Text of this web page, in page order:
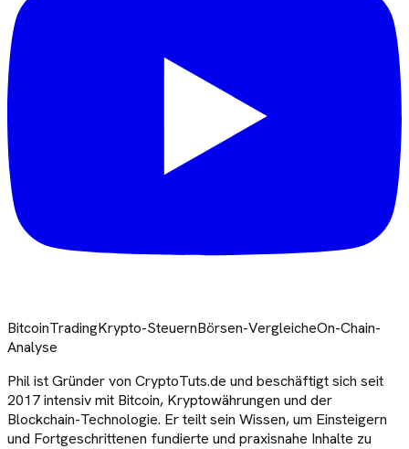
BitcoinTradingKrypto-SteuernBörsen-VergleicheOn-Chain-
Analyse
Phil ist Gründer von CryptoTuts.de und beschäftigt sich seit
2017 intensiv mit Bitcoin, Kryptowährungen und der
Blockchain-Technologie. Er teilt sein Wissen, um Einsteigern
und Fortgeschrittenen fundierte und praxisnahe Inhalte zu